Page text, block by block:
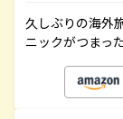
久しぶりの海外
ニックがつまっ